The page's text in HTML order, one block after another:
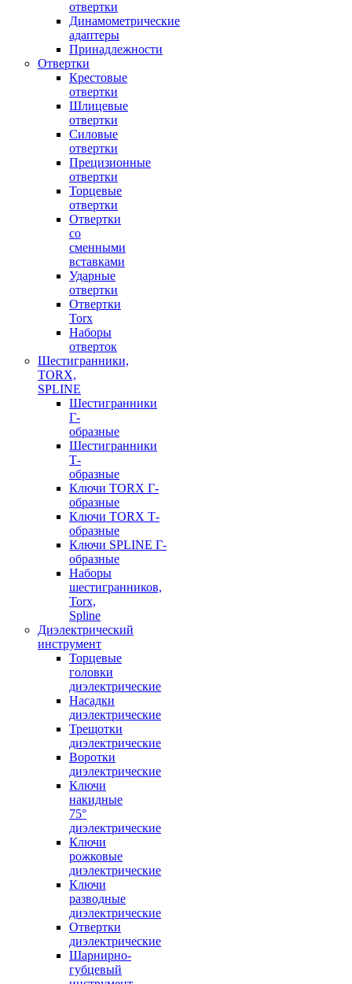
отвертки
Динамометрические
адаптеры
Принадлежности
Отвертки
Крестовые
отвертки
Шлицевые
отвертки
Силовые
отвертки
Прецизионные
отвертки
Торцевые
отвертки
Отвертки
со
сменными
вставками
Ударные
отвертки
Отвертки
Torx
Наборы
отверток
Шестигранники,
TORX,
SPLINE
Шестигранники
Г-
образные
Шестигранники
Т-
образные
Ключи TORX Г-
образные
Ключи TORX Т-
образные
Ключи SPLINE Г-
образные
Наборы
шестигранников,
Torx,
Spline
Диэлектрический
инструмент
Торцевые
головки
диэлектрические
Насадки
диэлектрические
Трещотки
диэлектрические
Воротки
диэлектрические
Ключи
накидные
75°
диэлектрические
Ключи
рожковые
диэлектрические
Ключи
разводные
диэлектрические
Отвертки
диэлектрические
Шарнирно-
губцевый